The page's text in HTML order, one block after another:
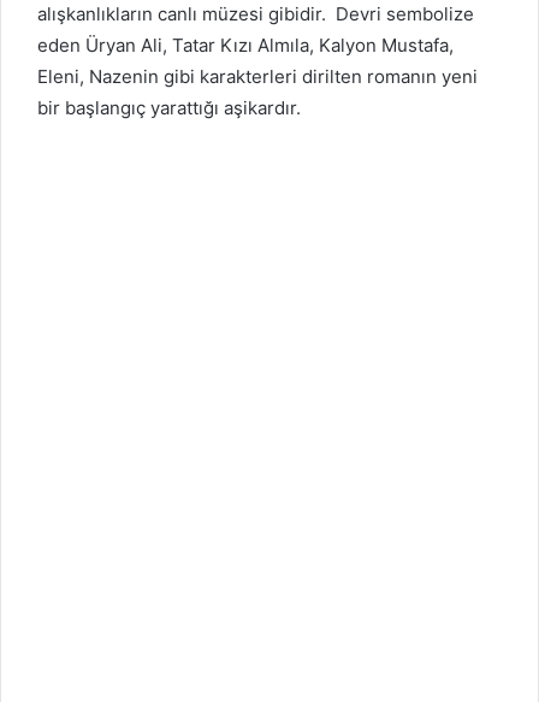
alışkanlıkların canlı müzesi gibidir. Devri sembolize
eden Üryan Ali, Tatar Kızı Almıla, Kalyon Mustafa,
Eleni, Nazenin gibi karakterleri dirilten romanın yeni
bir başlangıç yarattığı aşikardır.